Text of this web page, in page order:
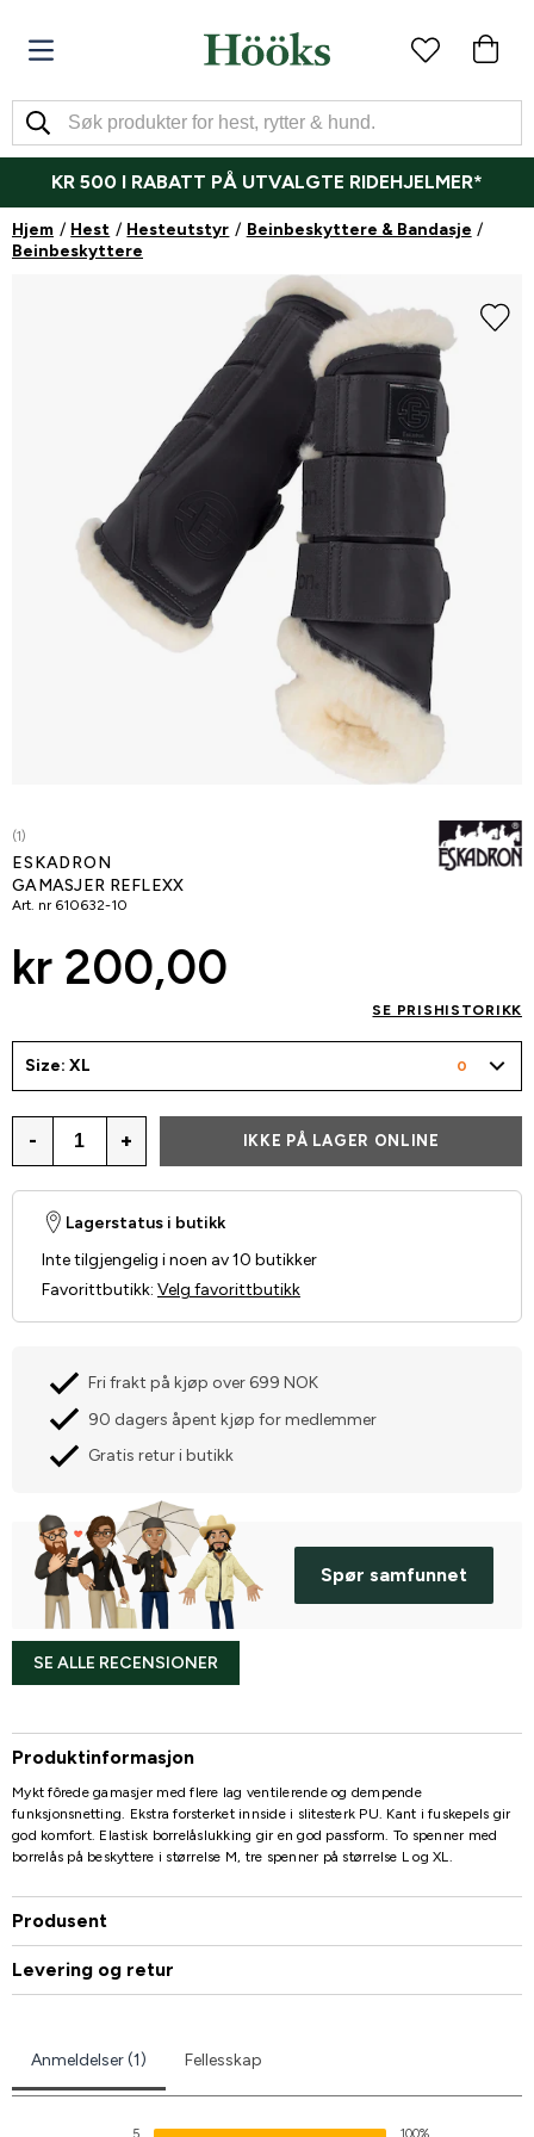
KR 500 I RABATT PÅ UTVALGTE RIDEHJELMER*
Hjem Hest Hesteutstyr
Beinbeskyttere & Bandasje
Beinbeskyttere
(1)
ESKADRON
GAMASJER REFLEXX
Art. nr 610632-10
kr 200,00
SE PRISHISTORIKK
Size: XL 0
- + IKKE PÅ LAGER ONLINE
Lagerstatus i butikk
Inte tilgjengelig i noen av 10 butikker
Favorittbutikk: Velg favorittbutikk
Fri frakt på kjøp over 699 NOK
90 dagers åpent kjøp for medlemmer
Gratis retur i butikk
Spør samfunnet
SE ALLE RECENSIONER
Produktinformasjon
Mykt fôrede gamasjer med flere lag ventilerende og dempende
funksjonsnetting. Ekstra forsterket innside i slitesterk PU. Kant i fuskepels gir
god komfort. Elastisk borrelåslukking gir en god passform. To spenner med
borrelås på beskyttere i størrelse M, tre spenner på størrelse L og XL.
Produsent
Levering og retur
Anmeldelser (1) Fellesskap